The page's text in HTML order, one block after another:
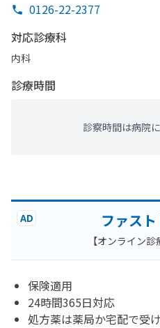
0126-22-2377
対応診療科
内科
診療時間
診察時間は病院
AD ファス
【オンライン
保険適用
24時間365日対応
処方薬は薬局か宅配で受